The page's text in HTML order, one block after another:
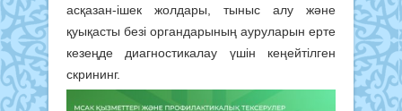
асқазан-ішек жолдары, тыныс алу және
қуықасты безі органдарының ауруларын ерте
кезеңде диагностикалау үшін кеңейтілген
скрининг.